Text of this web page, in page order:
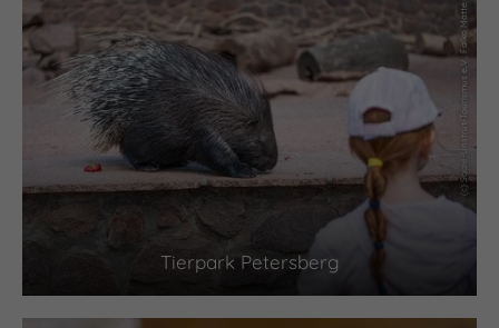
(c) Saale-Unstrut-Tourismus e.V., Falko Matte
Tierpark Petersberg